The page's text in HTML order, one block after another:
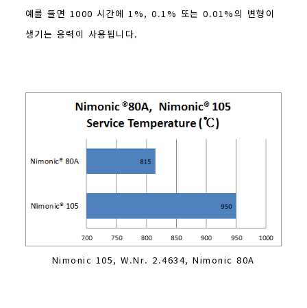
예를 들면 1000 시간에 1%, 0.1% 또는 0.01%의 변형이
생기는 응력이 사용됩니다.
Nimonic 105, W.Nr. 2.4634, Nimonic 80A